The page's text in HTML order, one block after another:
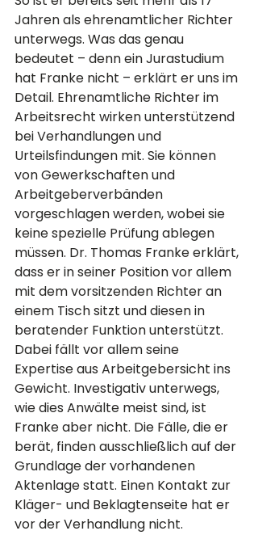
Jahren als ehrenamtlicher Richter
unterwegs. Was das genau
bedeutet – denn ein Jurastudium
hat Franke nicht – erklärt er uns im
Detail. Ehrenamtliche Richter im
Arbeitsrecht wirken unterstützend
bei Verhandlungen und
Urteilsfindungen mit. Sie können
von Gewerkschaften und
Arbeitgeberverbänden
vorgeschlagen werden, wobei sie
keine spezielle Prüfung ablegen
müssen. Dr. Thomas Franke erklärt,
dass er in seiner Position vor allem
mit dem vorsitzenden Richter an
einem Tisch sitzt und diesen in
beratender Funktion unterstützt.
Dabei fällt vor allem seine
Expertise aus Arbeitgebersicht ins
Gewicht. Investigativ unterwegs,
wie dies Anwälte meist sind, ist
Franke aber nicht. Die Fälle, die er
berät, finden ausschließlich auf der
Grundlage der vorhandenen
Aktenlage statt. Einen Kontakt zur
Kläger- und Beklagtenseite hat er
vor der Verhandlung nicht.